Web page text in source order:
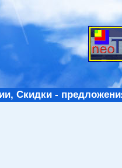
Скидки -